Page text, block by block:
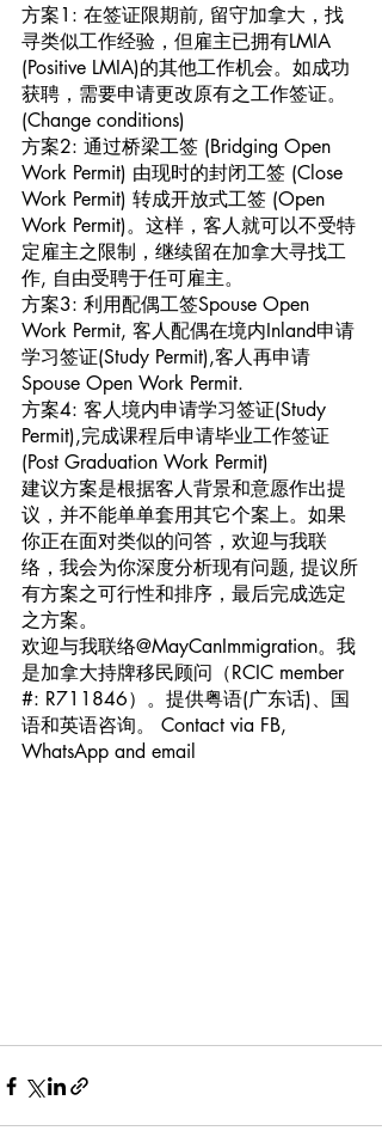
方案1: 在签证限期前, 留守加拿大，找
寻类似工作经验，但雇主已拥有LMIA
(Positive LMIA)的其他工作机会。如成功
获聘，需要申请更改原有之工作签证。
(Change conditions)
方案2: 通过桥梁工签 (Bridging Open
Work Permit) 由现时的封闭工签 (Close
Work Permit) 转成开放式工签 (Open
Work Permit)。这样，客人就可以不受特
定雇主之限制，继续留在加拿大寻找工
作, 自由受聘于任可雇主。
方案3: 利用配偶工签Spouse Open
Work Permit, 客人配偶在境内Inland申请
学习签证(Study Permit),客人再申请
Spouse Open Work Permit.
方案4: 客人境内申请学习签证(Study
Permit),完成课程后申请毕业工作签证
(Post Graduation Work Permit)
建议方案是根据客人背景和意愿作出提
议，并不能单单套用其它个案上。如果
你正在面对类似的问答，欢迎与我联
络，我会为你深度分析现有问题, 提议所
有方案之可行性和排序，最后完成选定
之方案。
欢迎与我联络@MayCanImmigration。我
是加拿大持牌移民顾问（RCIC member
#: R711846）。提供粤语(广东话)、国
语和英语咨询。 Contact via FB,
WhatsApp and email